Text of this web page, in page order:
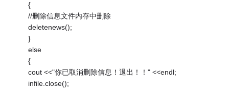
{
//删除信息文件内存中删除
deletenews();
}
else
{
cout <<"你已取消删除信息！退出！！" <<endl;
infile.close();